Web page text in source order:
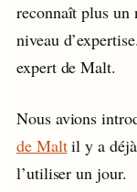
reconnaît plus un
niveau
expert de Malt.
Nous avions
de Maltil y a déjà
l’utiliser un jour.